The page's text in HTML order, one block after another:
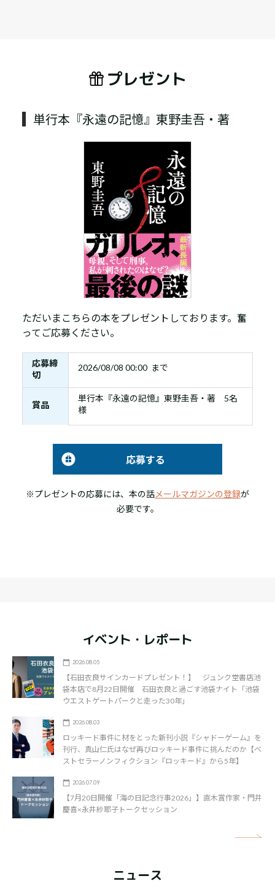
プレゼント
単行本『永遠の記憶』東野圭吾・著
ただいまこちらの本をプレゼントしております。奮
ってご応募ください。
応募締
切
2026/08/08 00:00 まで
賞品
単行本『永遠の記憶』東野圭吾・著 5名
様
応募する
※プレゼントの応募には、本の話メールマガジンの登録が
必要です。
イベント・レポート
2026.08.05
【石田衣良サインカードプレゼント！】 ジュンク堂書店池
袋本店で8月22日開催 石田衣良と過ごす池袋ナイト「池袋
ウエストゲートパークと走った30年」
2026.08.03
ロッキード事件に材をとった新刊小説『シャドーゲーム』を
刊行、真山仁氏はなぜ再びロッキード事件に挑んだのか【ベ
ストセラーノンフィクション『ロッキード』から5年】
2026.07.09
【7月20日開催「海の日記念行事2026」】直木賞作家・門井
慶喜×永井紗耶子トークセッション
ニュース